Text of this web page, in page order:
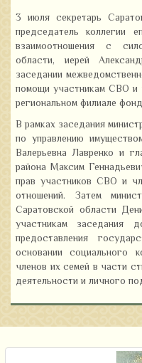
3 июля секретарь
председатель коллегии
взаимоотношения с
области, иерей
заседании
помощи участникам СВО и
региональном филиале
В рамках заседания
по управлению
Валерьевна Лавренко и
района Максим
прав участников СВО и
отношений. Затем
Саратовской области
участникам заседания
предоставления
основании социального
членов их семей в части
деятельности и личного